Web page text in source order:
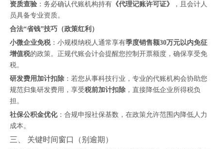
资质查验 ：务必确认代账机构持有 《代理记账许可证》
，且会计人
员具备专业资质。
合法“省钱”技巧（政策红利）
小微企业免税：小规模纳税人通常享有季度销售额30万元以内免征
增值税的政策。正规代账会计会提醒您控制开票额度，确保享受免
税。
研发费用加计扣除 ：若您从事科技行业，专业的代账机构会协助您
规范归集研发费用，享受税前加计扣除 ，直接降低企业所得税负
担。
社保公积金优化：合规申报社保基数，在政策允许范围内降低人力
成本。
三、 关键时间窗口（别逾期）